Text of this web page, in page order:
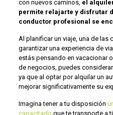
con nuevos caminos, el
permite relajarte y disfrutar
conductor profesional se
Al planificar un viaje, una de las
garantizar una experiencia de
estás pensando en vacacionar
de negocios, puedes
ya que al optar por alquilar un
mejorar significativamente su
Imagina tener a tu disposición
capacitado que te transporte a